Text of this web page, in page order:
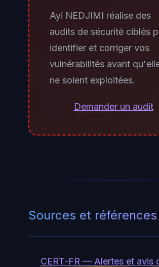
obligation de notification à la
CNIL dans les 72 heures
(RGPD article 33).
d'abord Instructure pour
l'étendue des données
vous concernant, puis
parallèle, informez les
risque élevé pour leurs
Ayi NEDJIMI réalise des
audits de sécurité ciblés
identifier et corriger vos
vulnérabilités avant
ne soient exploitées.
Demander un audit
Sources et références
CERT-FR — Alertes et avis